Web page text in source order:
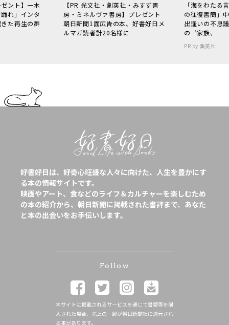
ント】一木
れ」インタ
た再生の群
【PR 光文社・創英社・みすず書
房・ミネルヴァ書房】プレゼント
朝日新聞1面広告の本、好書好日メ
ルマガ読者計20名様に
「海をわた
の往復書簡」
出逢いの不思
の〝家族〟
PR by 集英社
好書好日は、好奇心旺盛な人々に向けた、人生を豊かにす
る本の情報サイトです。
映画やアート、食などのライフ＆カルチャーを楽しむため
の本の紹介から、朝日新聞に掲載された書評まで、あなた
と本の出会いをお手伝いします。
Follow
本サイトに掲載されるサービスを通じて書籍等を購
入された場合、売上の一部が朝日新聞社に還元され
る事があります。